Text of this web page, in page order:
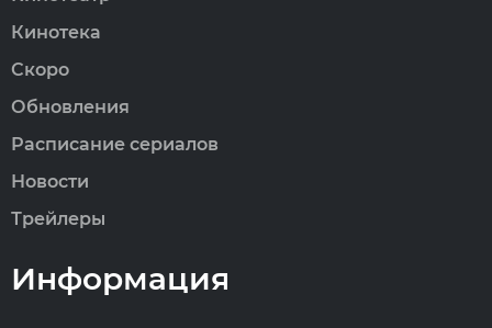
Кинотека
Скоро
Обновления
Расписание сериалов
Новости
Трейлеры
Информация